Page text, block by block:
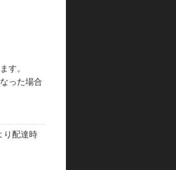
す。
った場合
り配達時